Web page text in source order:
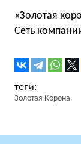
«Золотая
Сеть
Золотая Корона